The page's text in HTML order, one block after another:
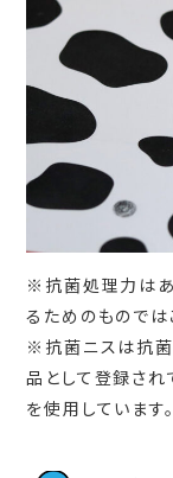
※抗菌処理力はあ
るためのものでは
※抗菌ニスは抗菌
品として登録され
を使用しています。